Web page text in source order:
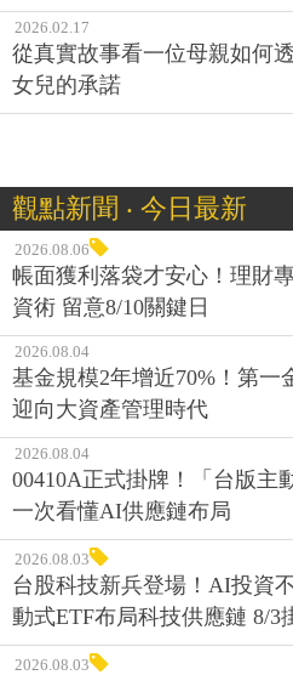
2026.02.17
從真實故事看一位母親如何
女兒的承諾
觀點新聞 ‧ 今日最新
2026.08.06
帳面獲利落袋才安心！理財
資術 留意8/10關鍵日
2026.08.04
基金規模2年增近70%！第
迎向大資產管理時代
2026.08.04
00410A正式掛牌！「台版主
一次看懂AI供應鏈布局
2026.08.03
台股科技新兵登場！AI投資
動式ETF布局科技供應鏈 8/3
2026.08.03